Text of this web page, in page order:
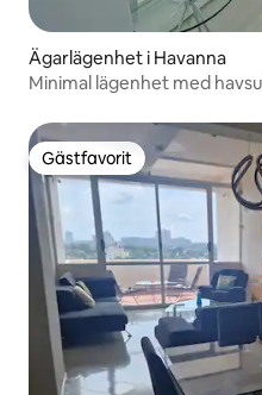
Ägarlägenhet i Havanna
Minimal lägenhet med
Gästfavorit
Gästfavorit